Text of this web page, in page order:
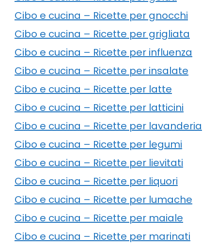
Cibo e cucina – Ricette per gnocchi
Cibo e cucina – Ricette per grigliata
Cibo e cucina – Ricette per influenza
Cibo e cucina – Ricette per insalate
Cibo e cucina – Ricette per latte
Cibo e cucina – Ricette per latticini
Cibo e cucina – Ricette per lavanderia
Cibo e cucina – Ricette per legumi
Cibo e cucina – Ricette per lievitati
Cibo e cucina – Ricette per liquori
Cibo e cucina – Ricette per lumache
Cibo e cucina – Ricette per maiale
Cibo e cucina – Ricette per marinati